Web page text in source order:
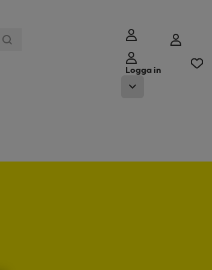
Logga in